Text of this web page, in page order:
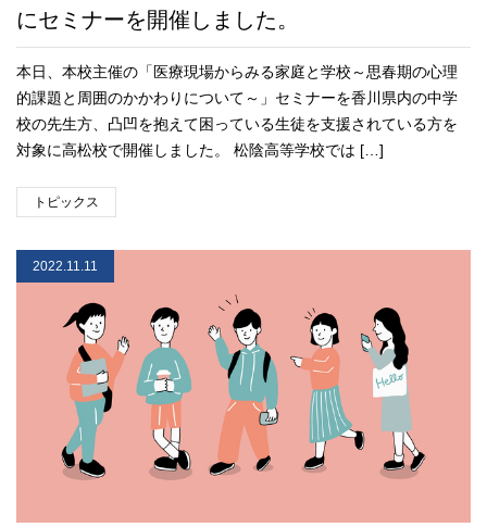
にセミナーを開催しました。
本日、本校主催の「医療現場からみる家庭と学校～思春期の心理
的課題と周囲のかかわりについて～」セミナーを香川県内の中学
校の先生方、凸凹を抱えて困っている生徒を支援されている方を
対象に高松校で開催しました。 松陰高等学校では […]
トピックス
2022.11.11